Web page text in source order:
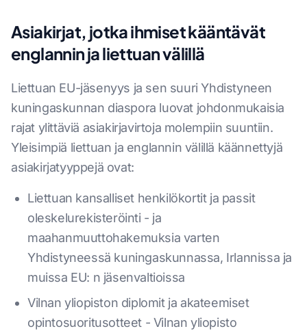
Asiakirjat, jotka ihmiset kääntävät
englannin ja liettuan välillä
Liettuan EU-jäsenyys ja sen suuri Yhdistyneen
kuningaskunnan diaspora luovat johdonmukaisia
rajat ylittäviä asiakirjavirtoja molempiin suuntiin.
Yleisimpiä liettuan ja englannin välillä käännettyjä
asiakirjatyyppejä ovat:
Liettuan kansalliset henkilökortit ja passit
oleskelurekisteröinti - ja
maahanmuuttohakemuksia varten
Yhdistyneessä kuningaskunnassa, Irlannissa ja
muissa EU: n jäsenvaltioissa
Vilnan yliopiston diplomit ja akateemiset
opintosuoritusotteet - Vilnan yliopisto